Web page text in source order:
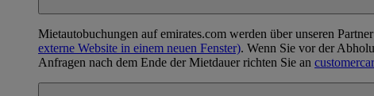
Mietautobuchungen auf emirates.com werden über unseren
externe Website in einem neuen Fenster). Wenn Sie vor der
Anfragen nach dem Ende der Mietdauer richten Sie an